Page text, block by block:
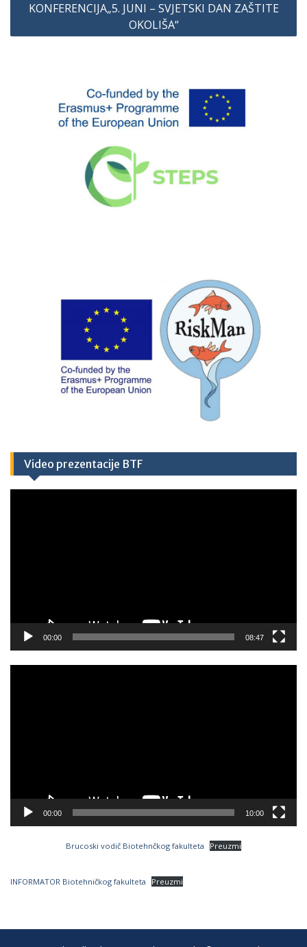
KONFERENCIJA„5. JUNI – SVJETSKI DAN ZAŠTITE
OKOLIŠA“
Video prezentacije BTF
00:00 08:47
00:00 10:00
Brucoski vodič Biotehnčkog fakulteta Preuzmi
INFORMATOR Biotehničkog fakulteta Preuzmi